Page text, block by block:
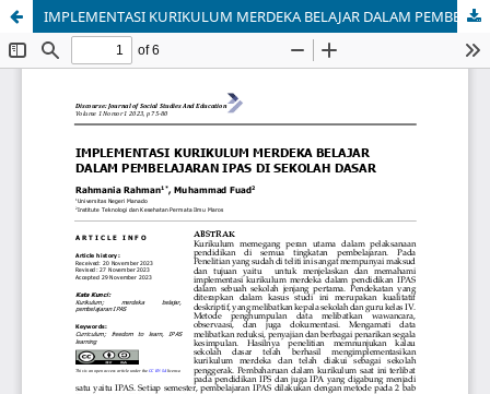
IMPLEMENTASI KURIKULUM MERDEKA BELAJAR DALAM PEMBELAJARAN IPAS DI SEKOLAH DASAR